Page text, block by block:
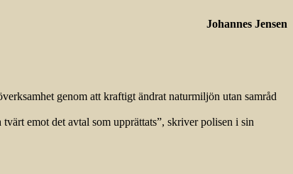
Johannes Jensen
genom att kraftigt ändrat naturmiljön utan samråd
emot det avtal som upprättats”, skriver polisen i sin